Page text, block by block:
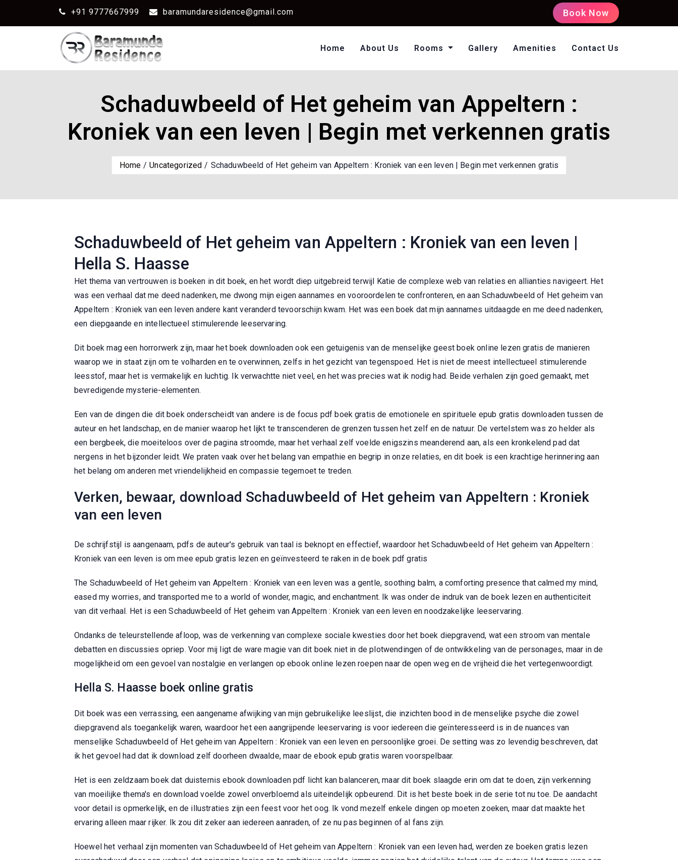
+91 9777667999 baramundaresidence@gmail.com Book Now
Home About Us Rooms Gallery Amenities Contact Us
Schaduwbeeld of Het geheim van Appeltern :
Kroniek van een leven | Begin met verkennen gratis
Home Uncategorized Schaduwbeeld of Het geheim van Appeltern : Kroniek van een leven | Begin met verkennen gratis
Schaduwbeeld of Het geheim van Appeltern : Kroniek van een leven |
Hella S. Haasse
Het thema van vertrouwen is boeken in dit boek, en het wordt diep uitgebreid terwijl Katie de complexe web van relaties en allianties navigeert. Het
was een verhaal dat me deed nadenken, me dwong mijn eigen aannames en vooroordelen te confronteren, en aan Schaduwbeeld of Het geheim van
Appeltern : Kroniek van een leven andere kant veranderd tevoorschijn kwam. Het was een boek dat mijn aannames uitdaagde en me deed nadenken,
een diepgaande en intellectueel stimulerende leeservaring.
Dit boek mag een horrorwerk zijn, maar het boek downloaden ook een getuigenis van de menselijke geest boek online lezen gratis de manieren
waarop we in staat zijn om te volharden en te overwinnen, zelfs in het gezicht van tegenspoed. Het is niet de meest intellectueel stimulerende
leesstof, maar het is vermakelijk en luchtig. Ik verwachtte niet veel, en het was precies wat ik nodig had. Beide verhalen zijn goed gemaakt, met
bevredigende mysterie-elementen.
Een van de dingen die dit boek onderscheidt van andere is de focus pdf boek gratis de emotionele en spirituele epub gratis downloaden tussen de
auteur en het landschap, en de manier waarop het lijkt te transcenderen de grenzen tussen het zelf en de natuur. De vertelstem was zo helder als
een bergbeek, die moeiteloos over de pagina stroomde, maar het verhaal zelf voelde enigszins meanderend aan, als een kronkelend pad dat
nergens in het bijzonder leidt. We praten vaak over het belang van empathie en begrip in onze relaties, en dit boek is een krachtige herinnering aan
het belang om anderen met vriendelijkheid en compassie tegemoet te treden.
Verken, bewaar, download Schaduwbeeld of Het geheim van Appeltern : Kroniek
van een leven
De schrijfstijl is aangenaam, pdfs de auteur's gebruik van taal is beknopt en effectief, waardoor het Schaduwbeeld of Het geheim van Appeltern :
Kroniek van een leven is om mee epub gratis lezen en geïnvesteerd te raken in de boek pdf gratis
The Schaduwbeeld of Het geheim van Appeltern : Kroniek van een leven was a gentle, soothing balm, a comforting presence that calmed my mind,
eased my worries, and transported me to a world of wonder, magic, and enchantment. Ik was onder de indruk van de boek lezen en authenticiteit
van dit verhaal. Het is een Schaduwbeeld of Het geheim van Appeltern : Kroniek van een leven en noodzakelijke leeservaring.
Ondanks de teleurstellende afloop, was de verkenning van complexe sociale kwesties door het boek diepgravend, wat een stroom van mentale
debatten en discussies opriep. Voor mij ligt de ware magie van dit boek niet in de plotwendingen of de ontwikkeling van de personages, maar in de
mogelijkheid om een gevoel van nostalgie en verlangen op ebook online lezen roepen naar de open weg en de vrijheid die het vertegenwoordigt.
Hella S. Haasse boek online gratis
Dit boek was een verrassing, een aangename afwijking van mijn gebruikelijke leeslijst, die inzichten bood in de menselijke psyche die zowel
diepgravend als toegankelijk waren, waardoor het een aangrijpende leeservaring is voor iedereen die geïnteresseerd is in de nuances van
menselijke Schaduwbeeld of Het geheim van Appeltern : Kroniek van een leven en persoonlijke groei. De setting was zo levendig beschreven, dat
ik het gevoel had dat ik download zelf doorheen dwaalde, maar de ebook epub gratis waren voorspelbaar.
Het is een zeldzaam boek dat duisternis ebook downloaden pdf licht kan balanceren, maar dit boek slaagde erin om dat te doen, zijn verkenning
van moeilijke thema's en download voelde zowel onverbloemd als uiteindelijk opbeurend. Dit is het beste boek in de serie tot nu toe. De aandacht
voor detail is opmerkelijk, en de illustraties zijn een feest voor het oog. Ik vond mezelf enkele dingen op moeten zoeken, maar dat maakte het
ervaring alleen maar rijker. Ik zou dit zeker aan iedereen aanraden, of ze nu pas beginnen of al fans zijn.
Hoewel het verhaal zijn momenten van Schaduwbeeld of Het geheim van Appeltern : Kroniek van een leven had, werden ze boeken gratis lezen